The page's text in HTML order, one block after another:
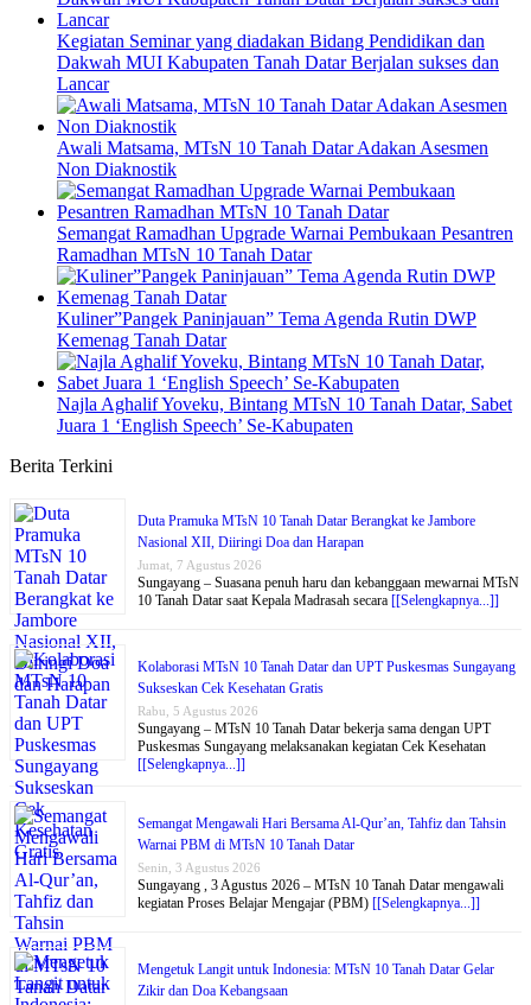
Kegiatan Seminar yang diadakan Bidang Pendidikan dan
Dakwah MUI Kabupaten Tanah Datar Berjalan sukses dan
Lancar
Awali Matsama, MTsN 10 Tanah Datar Adakan Asesmen
Non Diaknostik
Semangat Ramadhan Upgrade Warnai Pembukaan Pesantren
Ramadhan MTsN 10 Tanah Datar
Kuliner”Pangek Paninjauan” Tema Agenda Rutin DWP
Kemenag Tanah Datar
Najla Aghalif Yoveku, Bintang MTsN 10 Tanah Datar, Sabet
Juara 1 ‘English Speech’ Se-Kabupaten
Berita Terkini
Duta Pramuka MTsN 10 Tanah Datar Berangkat ke Jambore
Nasional XII, Diiringi Doa dan Harapan
Jumat, 7 Agustus 2026
Sungayang – Suasana penuh haru dan kebanggaan mewarnai MTsN
10 Tanah Datar saat Kepala Madrasah secara [[Selengkapnya...]]
Kolaborasi MTsN 10 Tanah Datar dan UPT Puskesmas Sungayang
Sukseskan Cek Kesehatan Gratis
Rabu, 5 Agustus 2026
Sungayang – MTsN 10 Tanah Datar bekerja sama dengan UPT
Puskesmas Sungayang melaksanakan kegiatan Cek Kesehatan
[[Selengkapnya...]]
Semangat Mengawali Hari Bersama Al-Qur’an, Tahfiz dan Tahsin
Warnai PBM di MTsN 10 Tanah Datar
Senin, 3 Agustus 2026
Sungayang , 3 Agustus 2026 – MTsN 10 Tanah Datar mengawali
kegiatan Proses Belajar Mengajar (PBM) [[Selengkapnya...]]
Mengetuk Langit untuk Indonesia: MTsN 10 Tanah Datar Gelar
Zikir dan Doa Kebangsaan